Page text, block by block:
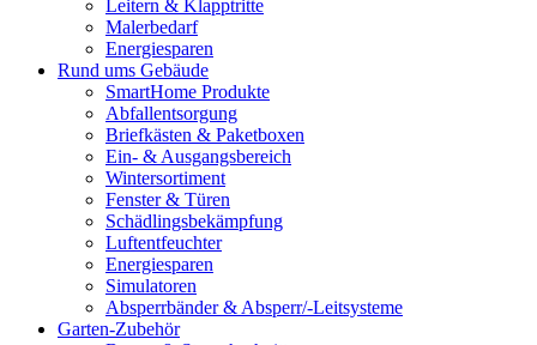
Leitern & Klapptritte
Malerbedarf
Energiesparen
Rund ums Gebäude
SmartHome Produkte
Abfallentsorgung
Briefkästen & Paketboxen
Ein- & Ausgangsbereich
Wintersortiment
Fenster & Türen
Schädlingsbekämpfung
Luftentfeuchter
Energiesparen
Simulatoren
Absperrbänder & Absperr/-Leitsysteme
Garten-Zubehör